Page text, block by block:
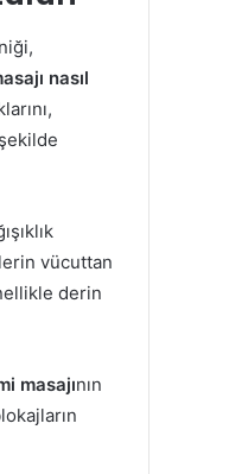
nasıl
vücuttan
derin
masajının